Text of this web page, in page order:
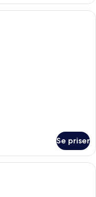
med en säng, ett skrivbord
Se priser
med två sängar, ett